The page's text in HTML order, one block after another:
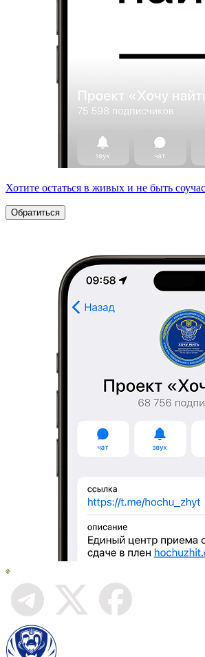
Хотите остаться в живых и не быть
Обратиться